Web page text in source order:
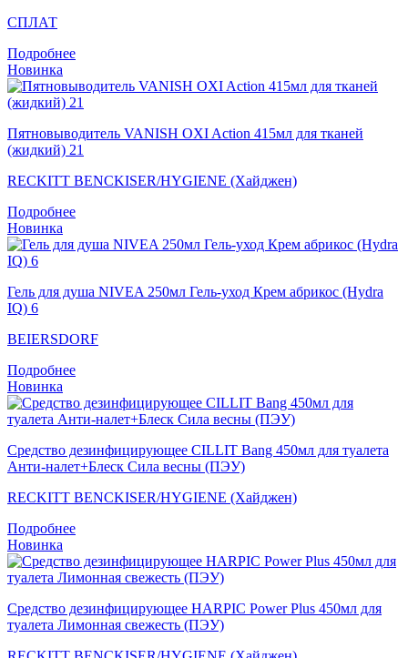
СПЛАТ
Подробнее
Новинка
Пятновыводитель VANISH OXI Action 415мл для тканей
(жидкий) 21
RECKITT BENCKISER/HYGIENE (Хайджен)
Подробнее
Новинка
Гель для душа NIVEA 250мл Гель-уход Крем абрикос (Hydra
IQ) 6
BEIERSDORF
Подробнее
Новинка
Средство дезинфицирующее CILLIT Bang 450мл для туалета
Анти-налет+Блеск Сила весны (ПЭУ)
RECKITT BENCKISER/HYGIENE (Хайджен)
Подробнее
Новинка
Средство дезинфицирующее HARPIC Power Plus 450мл для
туалета Лимонная свежесть (ПЭУ)